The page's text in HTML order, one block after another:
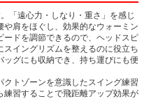
「遠心力・しなり・重さ」を感じ
肩をほぐし、効果的なウォーミン
ドを調節できるので、ヘッドスピ
イングリズムを整えるのに役立ち
グにも収納でき、持ち運びにも便
トゾーンを意識したスイング練習
習することで飛距離アップ効果が